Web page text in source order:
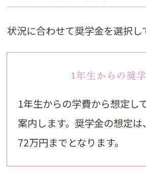
状況に合わせて奨学金を選択し
1年生からの奨
1年生からの学費から想定し
案内します。奨学金の想定
72万円までとなります。